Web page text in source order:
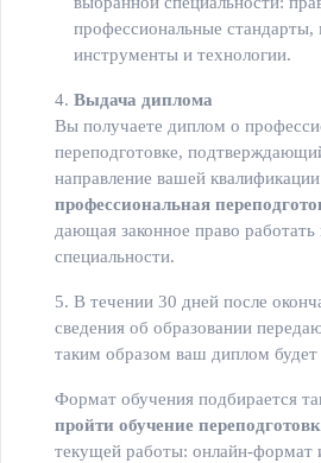
профессиональные стандарты,
инструменты и технологии.
4. Выдача диплома
Вы получаете диплом о
переподготовке,
направление вашей
профессиональная
дающая законное право
специальности.
5. В течении 30 дней после
сведения об образовании
таким образом ваш диплом
Формат обучения подбирается
пройти обучение
текущей работы: онлайн‑формат